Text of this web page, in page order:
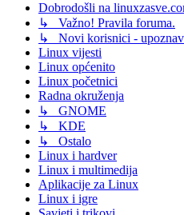
Dobrodošli na
↳ Važno! Pravila foruma.
↳ Novi korisnici -
Linux vijesti
Linux općenito
Linux početnici
Radna okruženja
↳ GNOME
↳ KDE
↳ Ostalo
Linux i hardver
Linux i multimedija
Aplikacije za Linux
Linux i igre